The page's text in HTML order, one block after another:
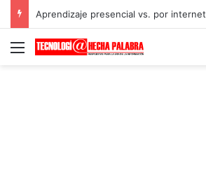
Aprendizaje presencial vs. por internet
Menú